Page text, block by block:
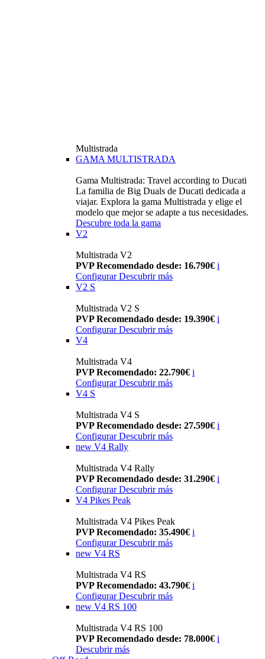
Multistrada
GAMA MULTISTRADA
Gama Multistrada: Travel according to Ducati
La familia de Big Duals de Ducati dedicada a
viajar. Explora la gama Multistrada y elige el
modelo que mejor se adapte a tus necesidades.
Descubre toda la gama
V2
Multistrada V2
PVP Recomendado desde: 16.790€ i
Configurar Descubrir más
V2 S
Multistrada V2 S
PVP Recomendado desde: 19.390€ i
Configurar Descubrir más
V4
Multistrada V4
PVP Recomendado: 22.790€ i
Configurar Descubrir más
V4 S
Multistrada V4 S
PVP Recomendado desde: 27.590€ i
Configurar Descubrir más
new V4 Rally
Multistrada V4 Rally
PVP Recomendado desde: 31.290€ i
Configurar Descubrir más
V4 Pikes Peak
Multistrada V4 Pikes Peak
PVP Recomendado: 35.490€ i
Configurar Descubrir más
new V4 RS
Multistrada V4 RS
PVP Recomendado: 43.790€ i
ConfigurarDescubrir más
new V4 RS 100
Multistrada V4 RS 100
PVP Recomendado desde: 78.000€ i
Descubrir más